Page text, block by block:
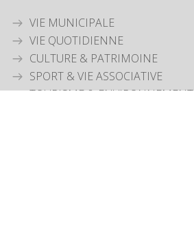
VIE MUNICIPALE
VIE QUOTIDIENNE
CULTURE & PATRIMOINE
SPORT & VIE ASSOCIATIVE
TOURISME & ENVIRONNEMENT